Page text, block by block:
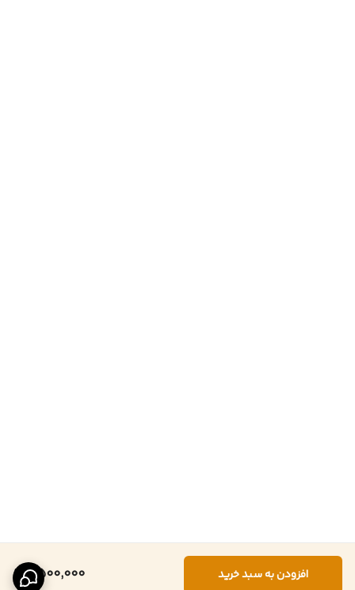
2,500,000 افزودن به سبد خرید